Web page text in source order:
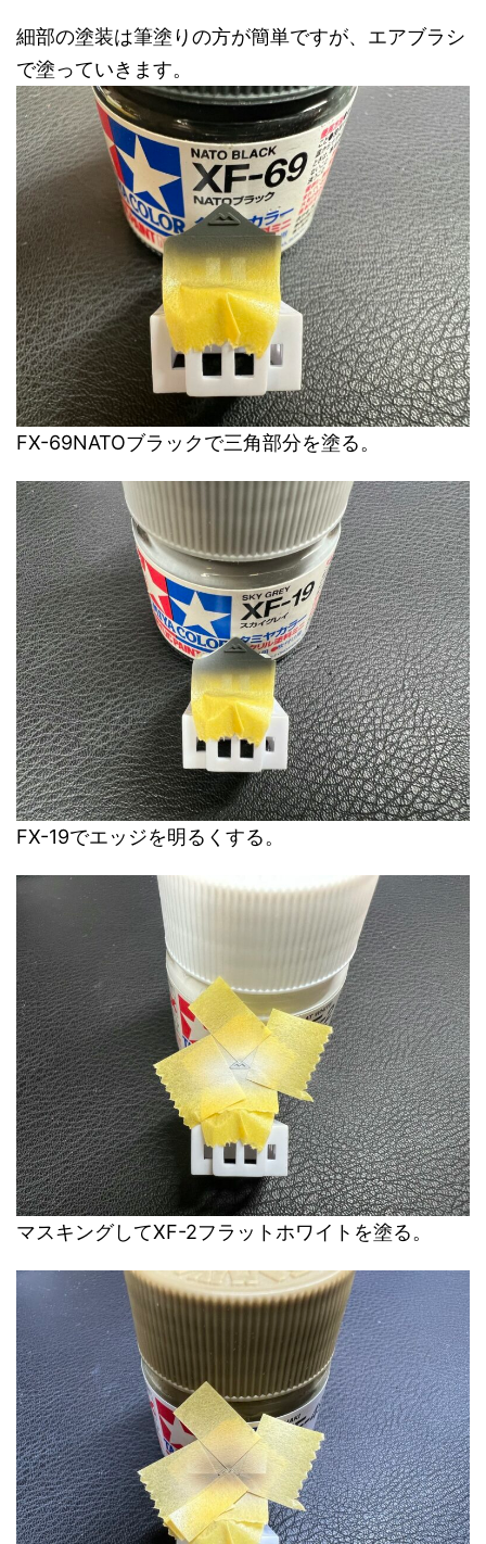
細部の塗装は筆塗りの方が簡単ですが、エアブラシ
で塗っていきます。
FX-69NATOブラックで三角部分を塗る。
FX-19でエッジを明るくする。
マスキングしてXF-2フラットホワイトを塗る。